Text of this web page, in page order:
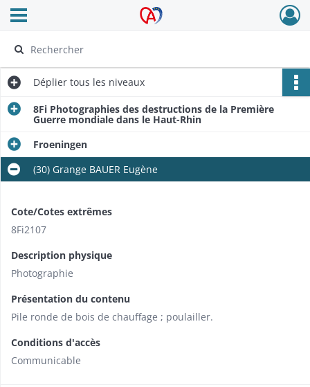
Archives Alsace - Colmar
Ouvrir le menu déroulant
Déplier tous les niveaux
8Fi Photographies des destructions de la Première
Guerre mondiale dans le Haut-Rhin
Froeningen
(30) Grange BAUER Eugène
Cote/Cotes extrêmes
8Fi2107
Description physique
Photographie
Présentation du contenu
Pile ronde de bois de chauffage ; poulailler.
Conditions d'accès
Communicable